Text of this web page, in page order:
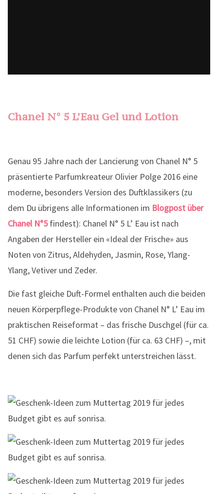
Chanel N° 5 L’Eau Gel und Lotion
Genau 95 Jahre nach der Lancierung von Chanel N° 5
präsentierte Parfumkreateur Olivier Polge 2016 eine
moderne, besonders Version des Duftklassikers (zu
dem Du übrigens alle Informationen im Blogpost über
Chanel N°5findest): Chanel N° 5 L’ Eau ist nach
Angaben der Hersteller ein «Ideal der Frische» aus
Noten von Zitrus, Aldehyden, Jasmin, Rose, Ylang-
Ylang, Vetiver und Zeder.
Die fast gleiche Duft-Formel enthalten auch die beiden
neuen Körperpflege-Produkte von Chanel N° L’ Eau im
praktischen Reiseformat – das frische Duschgel (für ca.
51 CHF) sowie die leichte Lotion (für ca. 63 CHF) –, mit
denen sich das Parfum perfekt unterstreichen lässt.